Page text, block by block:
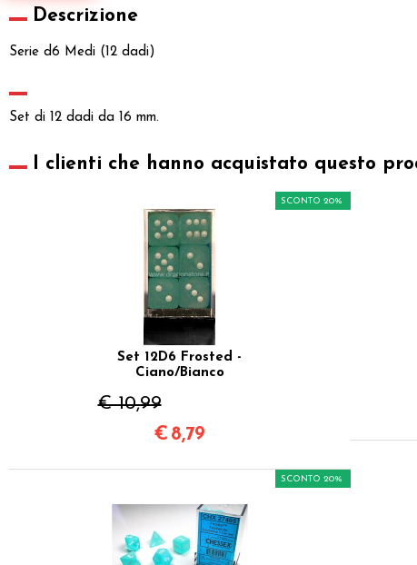
Descrizione
Serie d6 Medi (12 dadi)
Set di 12 dadi da 16 mm.
I clienti che hanno acquistato questo
Set 12D6 Frosted -
Ciano/Bianco
€ 10,99
SCONTO 20%
€ 8,79
SCONTO 20%